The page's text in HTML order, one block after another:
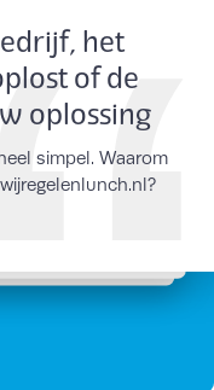
het
of de
oplossing
simpel. Waarom